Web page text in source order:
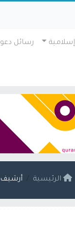
رسائل
الرئيسية